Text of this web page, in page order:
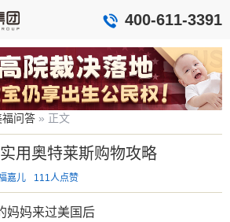
400-611-3391
福问答 » 正文
用奥特莱斯购物攻略
嘉儿 111人点赞
妈来过美国后